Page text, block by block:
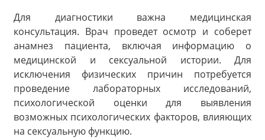
Для диагностики важна медицинская
консультация. Врач проведет осмотр и соберет
анамнез пациента, включая информацию о
медицинской и сексуальной истории. Для
исключения физических причин потребуется
проведение лабораторных исследований,
психологической оценки для выявления
возможных психологических факторов, влияющих
на сексуальную функцию.